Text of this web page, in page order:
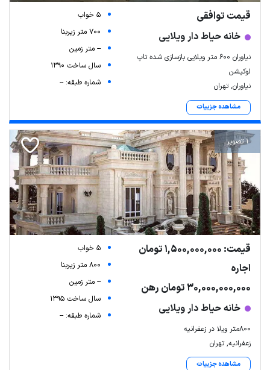
قیمت توافقی
خانه حیاط دار ویلایی
نیاوران ۶۰۰ متر ویلایی بازسازی شده تاپ
لوکیشن
نیاوران, تهران
مشاهده جزییات
5 خواب
700 متر زیربنا
-- متر زمین
سال ساخت 1390
شماره طبقه: --
1 تصویر
قیمت: 1,500,000,000 تومان
اجاره
30,000,000,000 تومان رهن
خانه حیاط دار ویلایی
۸۰۰متر ویلا در زعفرانیه
زعفرانیه, تهران
مشاهده جزییات
5 خواب
800 متر زیربنا
-- متر زمین
سال ساخت 1395
شماره طبقه: --